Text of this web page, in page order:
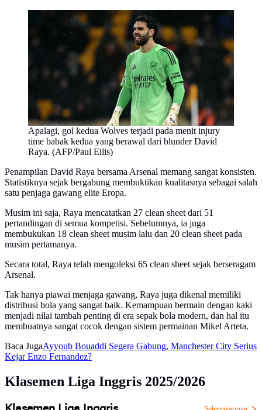
Apalagi, gol kedua Wolves terjadi pada menit injury
time babak kedua yang berawal dari blunder David
Raya. (AFP/Paul Ellis)
Penampilan David Raya bersama Arsenal memang sangat konsisten.
Statistiknya sejak bergabung membuktikan kualitasnya sebagai salah
satu penjaga gawang elite Eropa.
Musim ini saja, Raya mencatatkan 27 clean sheet dari 51
pertandingan di semua kompetisi. Sebelumnya, ia juga
membukukan 18 clean sheet musim lalu dan 20 clean sheet pada
musim pertamanya.
Secara total, Raya telah mengoleksi 65 clean sheet sejak berseragam
Arsenal.
Tak hanya piawai menjaga gawang, Raya juga dikenal memiliki
distribusi bola yang sangat baik. Kemampuan bermain dengan kaki
menjadi nilai tambah penting di era sepak bola modern, dan hal itu
membuatnya sangat cocok dengan sistem permainan Mikel Arteta.
Baca JugaAyyoub Bouaddi Segera Gabung, Manchester City Serius
Kejar Enzo Fernandez?
Klasemen Liga Inggris 2025/2026